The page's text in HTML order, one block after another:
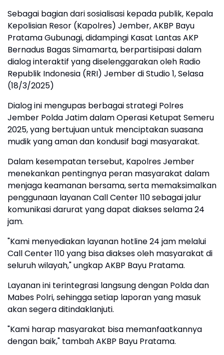
Sebagai bagian dari sosialisasi kepada publik, Kepala
Kepolisian Resor (Kapolres) Jember, AKBP Bayu
Pratama Gubunagi, didampingi Kasat Lantas AKP
Bernadus Bagas Simamarta, berpartisipasi dalam
dialog interaktif yang diselenggarakan oleh Radio
Republik Indonesia (RRI) Jember di Studio 1, Selasa
(18/3/2025)
Dialog ini mengupas berbagai strategi Polres
Jember Polda Jatim dalam Operasi Ketupat Semeru
2025, yang bertujuan untuk menciptakan suasana
mudik yang aman dan kondusif bagi masyarakat.
Dalam kesempatan tersebut, Kapolres Jember
menekankan pentingnya peran masyarakat dalam
menjaga keamanan bersama, serta memaksimalkan
penggunaan layanan Call Center 110 sebagai jalur
komunikasi darurat yang dapat diakses selama 24
jam.
"Kami menyediakan layanan hotline 24 jam melalui
Call Center 110 yang bisa diakses oleh masyarakat di
seluruh wilayah," ungkap AKBP Bayu Pratama.
Layanan ini terintegrasi langsung dengan Polda dan
Mabes Polri, sehingga setiap laporan yang masuk
akan segera ditindaklanjuti.
"Kami harap masyarakat bisa memanfaatkannya
dengan baik," tambah AKBP Bayu Pratama.